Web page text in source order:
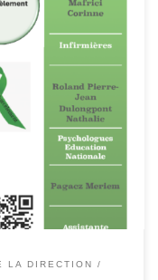
de lutte contre
témoin, vous avez
une équipe
situations est à votre
tout moment pour
LA DIRECTION